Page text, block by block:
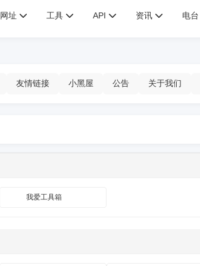
网址 工具 API 资讯 电台
友情链接 小黑屋 公告 关于我们
我爱工具箱